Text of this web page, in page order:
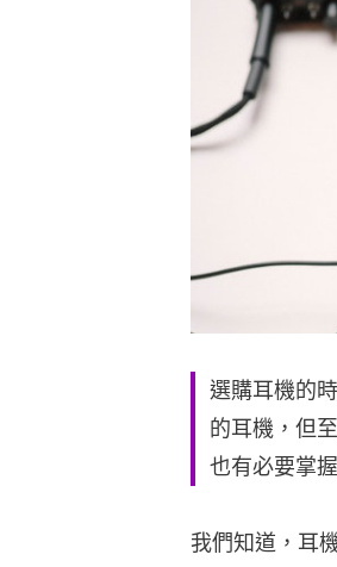
選購耳機的
的耳機，但
也有必要掌
我們知道，耳